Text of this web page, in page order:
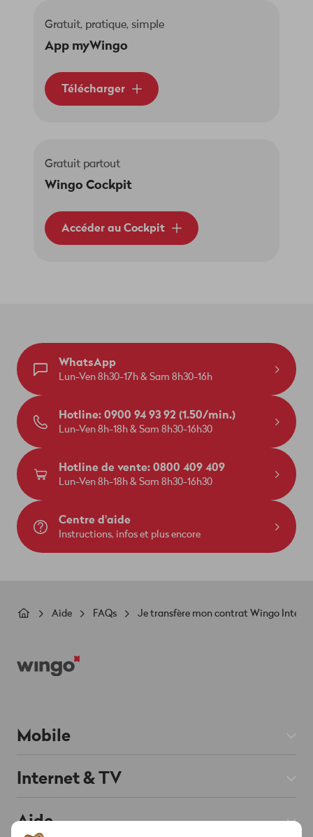
Gratuit, pratique, simple
App myWingo
Télécharger
Gratuit partout
Wingo Cockpit
Accéder au Cockpit
WhatsApp
Lun-Ven 8h30-17h & Sam 8h30-16h
Hotline: 0900 94 93 92 (1.50/min.)
Lun-Ven 8h-18h & Sam 8h30-16h30
Hotline de vente: 0800 409 409
Lun-Ven 8h-18h & Sam 8h30-16h30
Centre d'aide
Instructions, infos et plus encore
Fil
Aide FAQs Je transfère mon contrat Wingo
Mobile
Abos Mobile
Prepaid
Internet & TV
Abos Internet
Aide